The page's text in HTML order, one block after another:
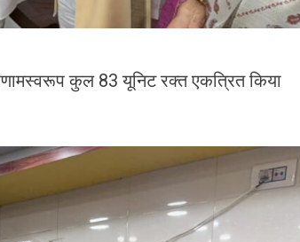
कुल 83 यूनिट रक्त एकत्रित किया